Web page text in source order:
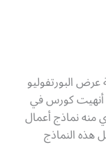
البورتفوليو
أنهيت كورس في
منه نماذج أعمال
النماذج